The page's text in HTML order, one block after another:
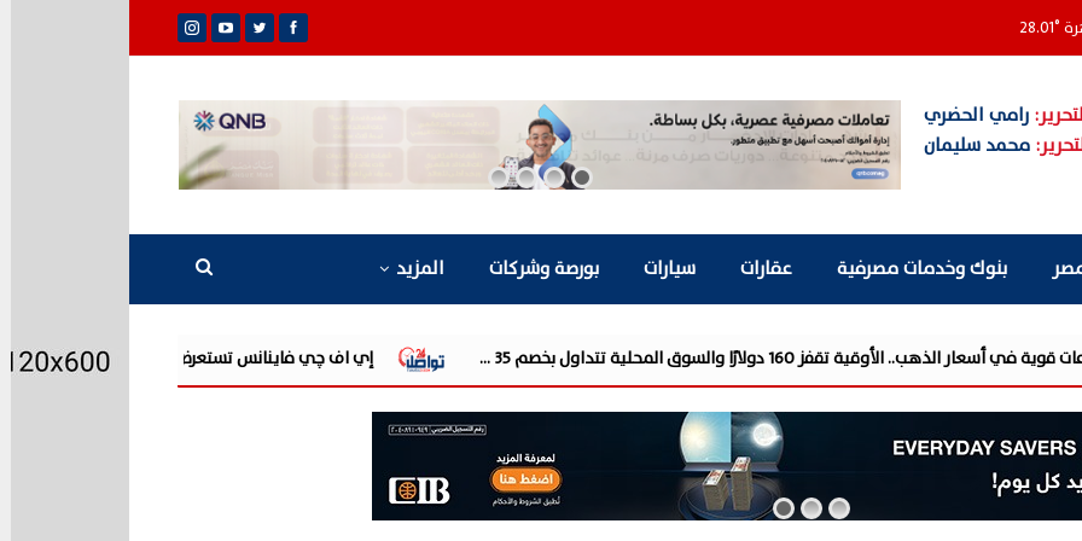
°
28.01
رامي الحضري
محمد سليمان
بنوك وخدمات مصرفية عقارات سيارات بورصة وشركات المزيد
160 دولارًا والسوق المحلية تتداول بخصم 35 ... إي اف چي فاينانس تستعرض خطط نمو «بلد» لتعزيز حضورها في